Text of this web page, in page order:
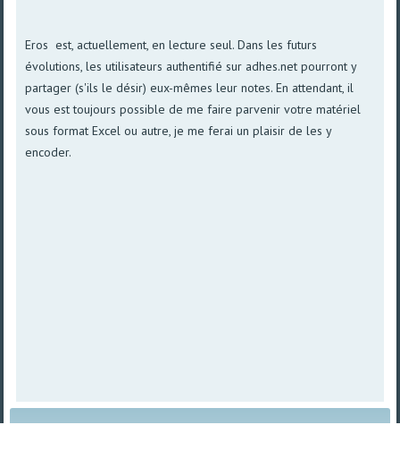
Eros est, actuellement, en lecture seul. Dans les futurs
évolutions, les utilisateurs authentifié sur adhes.net pourront y
partager (s'ils le désir) eux-mêmes leur notes. En attendant, il
vous est toujours possible de me faire parvenir votre matériel
sous format Excel ou autre, je me ferai un plaisir de les y
encoder.